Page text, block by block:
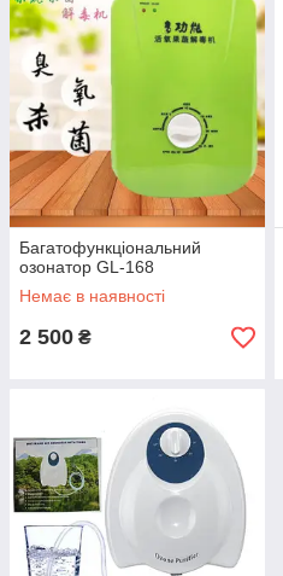
Багатофункціональний
озонатор GL-168
Немає в наявності
2 500 ₴